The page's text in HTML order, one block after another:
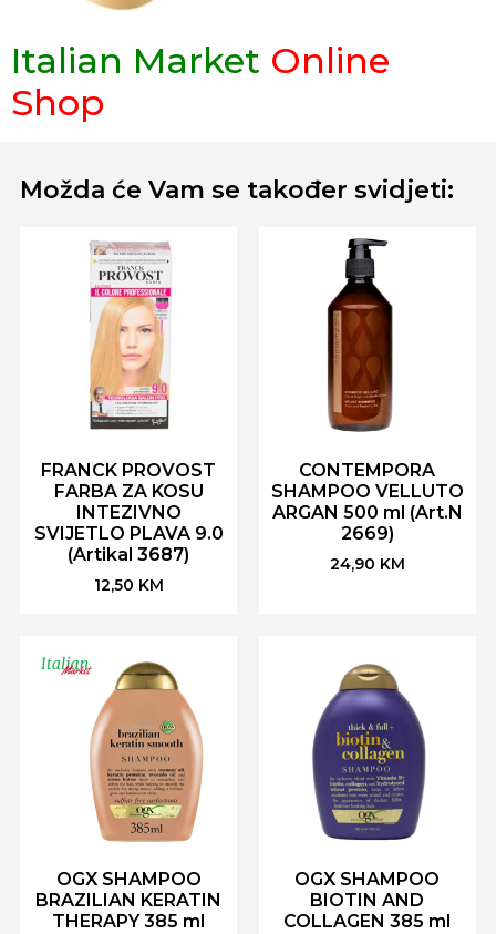
Italian Market Online
Shop
Možda će Vam se također svidjeti:
FRANCK PROVOST
FARBA ZA KOSU
INTEZIVNO
SVIJETLO PLAVA 9.0
(Artikal 3687)
12,50 KM
CONTEMPORA
SHAMPOO VELLUTO
ARGAN 500 ml (Art.N
2669)
24,90 KM
OGX SHAMPOO
BRAZILIAN KERATIN
THERAPY 385 ml
OGX SHAMPOO
BIOTIN AND
COLLAGEN 385 ml